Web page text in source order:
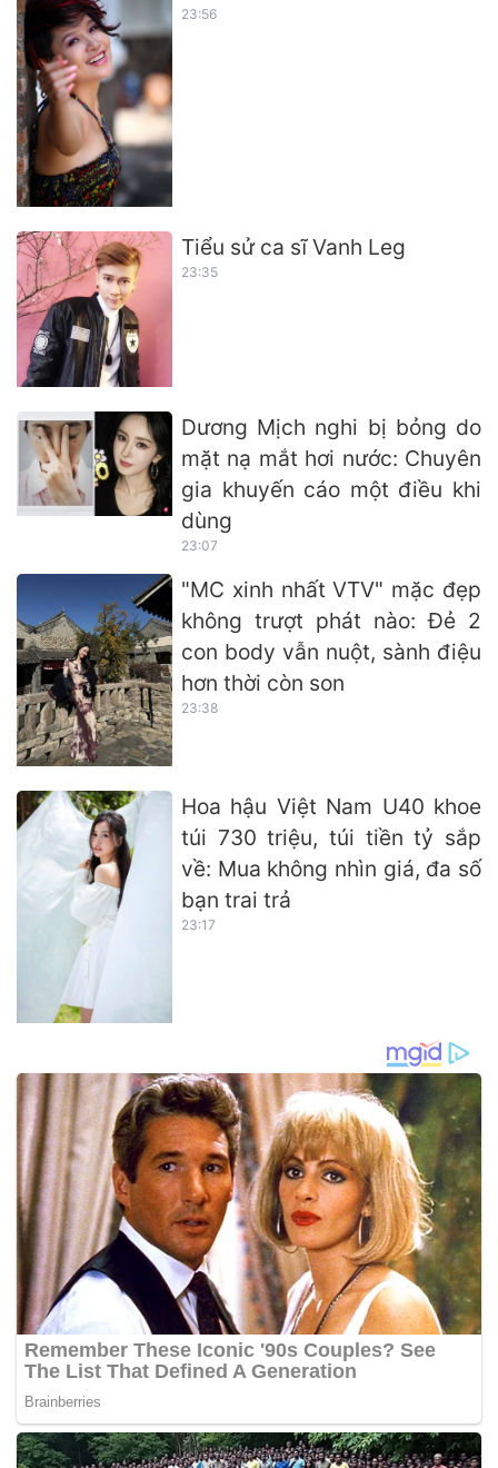
23:56
Tiểu sử ca sĩ Vanh Leg
23:35
Dương Mịch nghi bị bỏng do
mặt nạ mắt hơi nước: Chuyên
gia khuyến cáo một điều khi
dùng
23:07
"MC xinh nhất VTV" mặc đẹp
không trượt phát nào: Đẻ 2
con body vẫn nuột, sành điệu
hơn thời còn son
23:38
Hoa hậu Việt Nam U40 khoe
túi 730 triệu, túi tiền tỷ sắp
về: Mua không nhìn giá, đa số
bạn trai trả
23:17